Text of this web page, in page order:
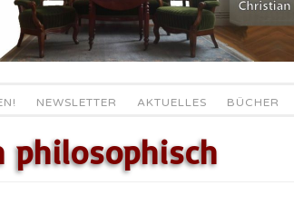
NEWSLETTER AKTUELLES BÜCHER
philosophisch